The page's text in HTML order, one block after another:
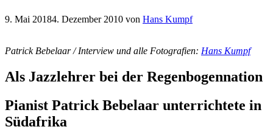
9. Mai 20184. Dezember 2010 von Hans Kumpf
Patrick Bebelaar /Interview und alle Fotografien: Hans Kumpf
Als Jazzlehrer bei der Regenbogennation
Pianist Patrick Bebelaar unterrichtete in
Südafrika